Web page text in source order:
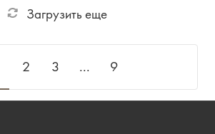
Загрузить еще
2 3 ... 9